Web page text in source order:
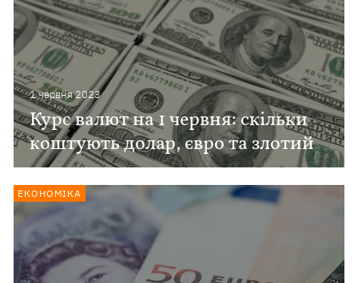
1 червня 2023
Курс валют на 1 червня: скільки
коштують долар, євро та злотий
ЕКОНОМІКА